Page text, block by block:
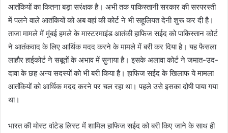
आतंकियों का कितना बड़ा सरंक्षक है। अभी तक पाकिस्तानी सरकार की सरपरस्ती
में पलने वाले आतंकियों को अब वहां की कोर्ट ने भी सहूलियत देनी शुरू कर दी है।
ताजा मामले में मुंबई हमले के मास्टरमाइंड आतंकी हाफिज सईद को पाकिस्तान कोर्ट
ने आतंकवाद के लिए आर्थिक मदद करने के मामले में बरी कर दिया है। यह फैसला
लाहौर हाईकोर्ट ने सबूतों के अभाव में सुनाया है। इसके अलावा कोर्ट ने जमात-उद-
दावा के छह अन्य सदस्यों को भी बरी किया है। हाफिज सईद के खिलाफ ये मामला
आतंकियों को आर्थिक मदद करने पर चल रहा था। पहले उसे इसका दोषी पाया गया
था।
भारत की मोस्ट वांटेड लिस्ट में शामिल हाफिज सईद को बरी किए जाने के साथ ही